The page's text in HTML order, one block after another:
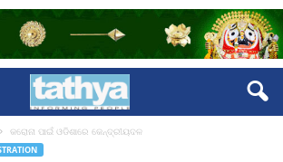
କରୋନା ପାଇଁ ଓଡିଶାରେ କେନ୍ଦ୍ରୀୟଦଳ